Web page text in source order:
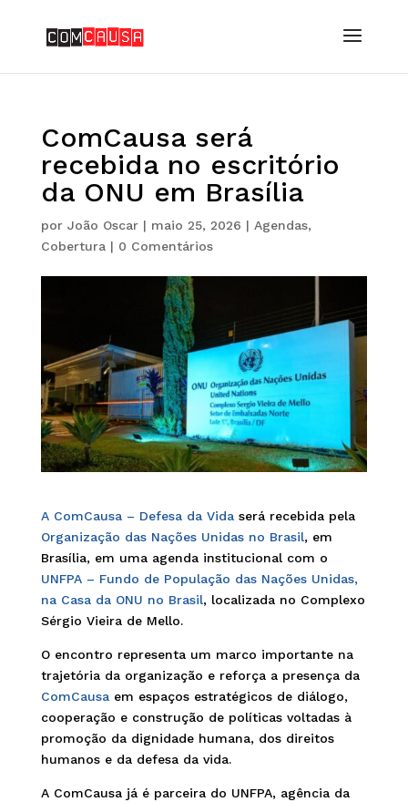
ComCausa será
recebida no escritório
da ONU em Brasília
por João Oscar| maio 25, 2026 | Agendas,
Cobertura| 0 Comentários
A ComCausa – Defesa da Vidaserá recebida pela
Organização das Nações Unidas no Brasil, em
Brasília, em uma agenda institucional com o
UNFPA – Fundo de População das Nações Unidas,
na Casa da ONU no Brasil, localizada no Complexo
Sérgio Vieira de Mello.
O encontro representa um marco importante na
trajetória da organização e reforça a presença da
ComCausaem espaços estratégicos de diálogo,
cooperação e construção de políticas voltadas à
promoção da dignidade humana, dos direitos
humanos e da defesa da vida.
A ComCausa já é parceira do UNFPA, agência da